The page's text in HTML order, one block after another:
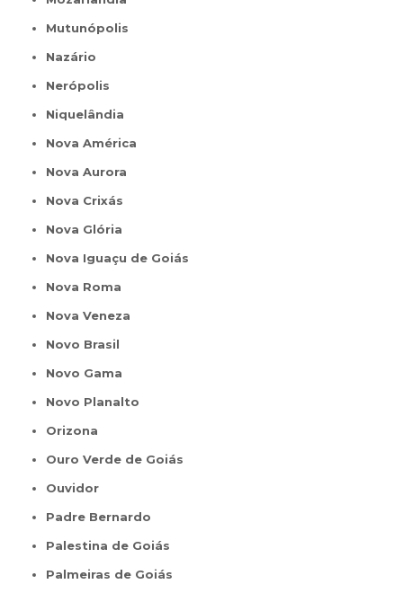
Mutunópolis
Nazário
Nerópolis
Niquelândia
Nova América
Nova Aurora
Nova Crixás
Nova Glória
Nova Iguaçu de Goiás
Nova Roma
Nova Veneza
Novo Brasil
Novo Gama
Novo Planalto
Orizona
Ouro Verde de Goiás
Ouvidor
Padre Bernardo
Palestina de Goiás
Palmeiras de Goiás